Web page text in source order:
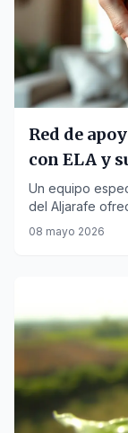
Red de
con ELA y
Un equipo
del Aljarafe
enfrentan
08 mayo 2026